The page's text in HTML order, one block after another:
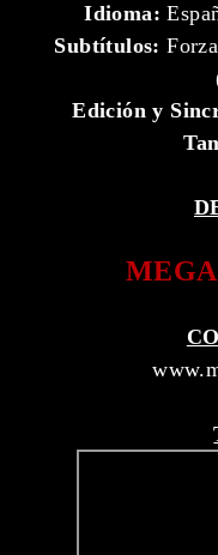
Idioma:
Subtítulos:
Edición y